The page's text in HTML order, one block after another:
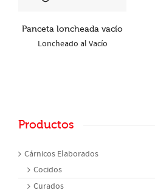
Panceta loncheada vacío
Loncheado al Vacío
Productos
Cárnicos Elaborados
Cocidos
Curados